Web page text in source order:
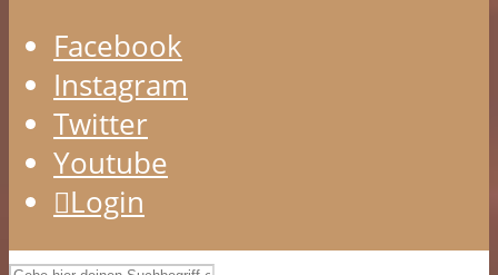
Facebook
Instagram
Twitter
Youtube
Login